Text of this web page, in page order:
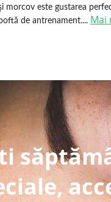
morcov este gustarea
de antrenament.... Mai